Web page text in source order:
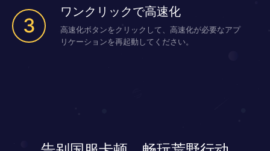
3
ワンクリックで高速化
高速化ボタンをクリックして、高速化が必要なアプ
リケーションを再起動してください。